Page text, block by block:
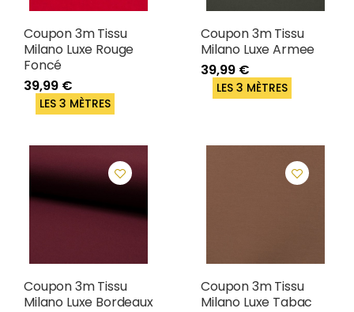
Coupon 3m Tissu
Milano Luxe Rouge
Foncé
39,99 €
LES 3 MÈTRES
Coupon 3m Tissu
Milano Luxe Armee
39,99 €
LES 3 MÈTRES
Coupon 3m Tissu
Milano Luxe Bordeaux
Coupon 3m Tissu
Milano Luxe Tabac